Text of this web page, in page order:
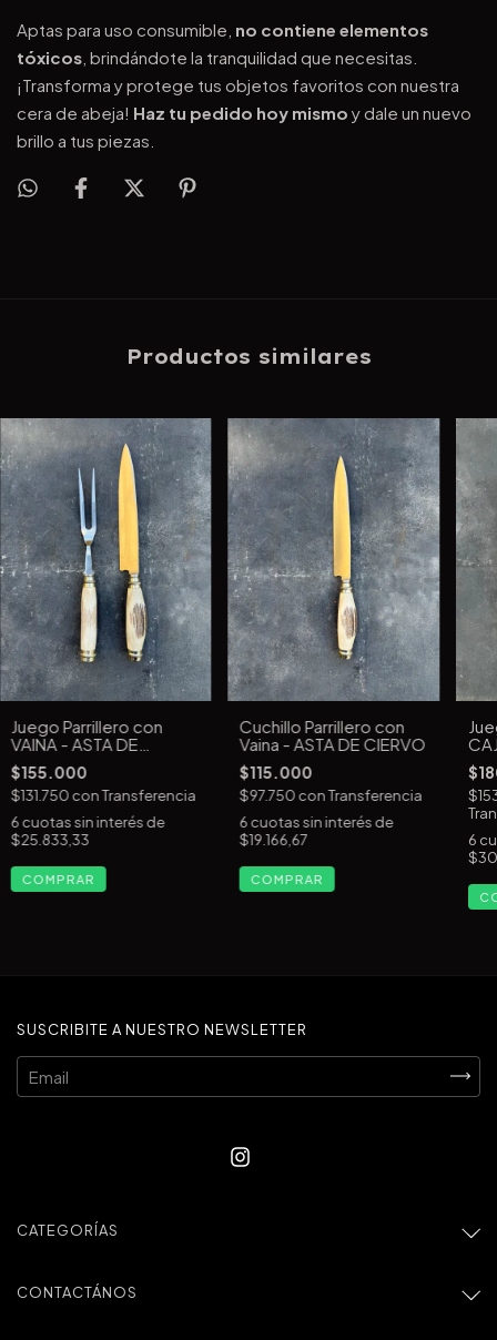
Aptas para uso consumible, no contiene elementos
tóxicos , brindándote la tranquilidad que necesitas.
¡Transforma y protege tus objetos favoritos con nuestra
cera de abeja! Haz tu pedido hoy mismo y dale un nuevo
brillo a tus piezas.
Productos similares
Juego Parrillero con
VAINA - ASTA DE
CIERVO
$155.000
$131.750conTransferencia
6cuotas sin interés de
$25.833,33
Cuchillo Parrillero con
Vaina - ASTA DE CIERVO
$115.000
$97.750conTransferencia
6cuotas sin interés de
$19.166,67
6
SUSCRIBITE A NUESTRO NEWSLETTER
CATEGORÍAS
CONTACTÁNOS